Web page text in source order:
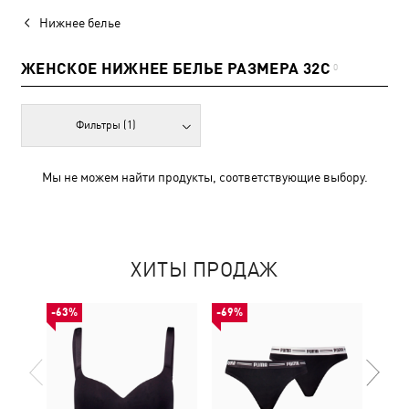
Нижнее белье
ЖЕНСКОЕ НИЖНЕЕ БЕЛЬЕ РАЗМЕРА 32C 0
Фильтры (1)
Мы не можем найти продукты, соответствующие выбору.
ХИТЫ ПРОДАЖ
-63% -69%